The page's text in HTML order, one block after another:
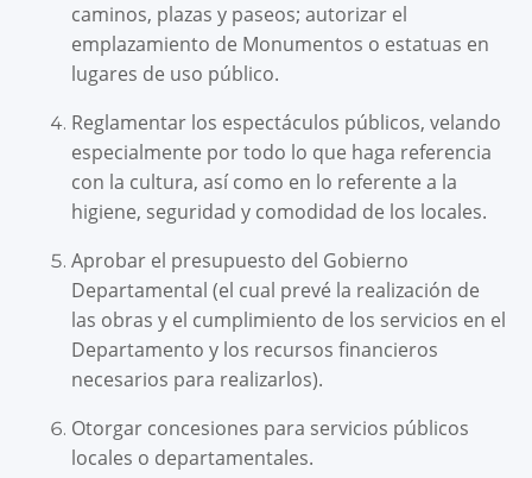
caminos, plazas y paseos; autorizar el
emplazamiento de Monumentos o estatuas en
lugares de uso público.
Reglamentar los espectáculos públicos, velando
especialmente por todo lo que haga referencia
con la cultura, así como en lo referente a la
higiene, seguridad y comodidad de los locales.
Aprobar el presupuesto del Gobierno
Departamental (el cual prevé la realización de
las obras y el cumplimiento de los servicios en el
Departamento y los recursos financieros
necesarios para realizarlos).
Otorgar concesiones para servicios públicos
locales o departamentales.